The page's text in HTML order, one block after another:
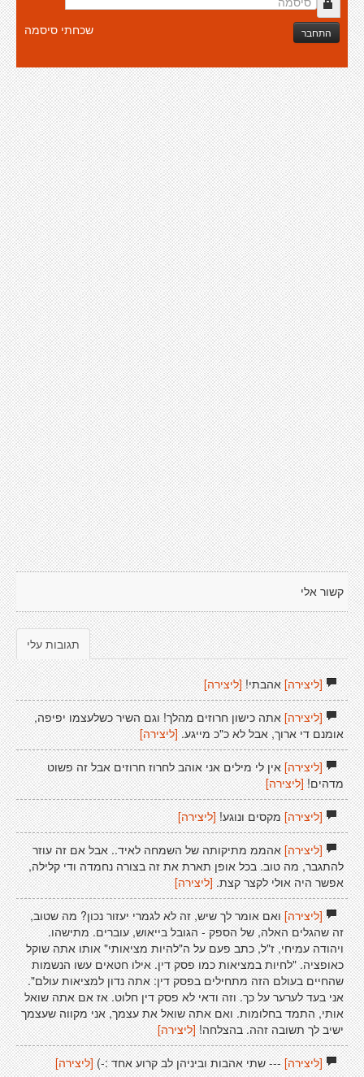
התחבר שכחתי סיסמה
קשור אלי
תגובות עלי
[ליצירה]אהבתי! [ליצירה]
[ליצירה]אתה כישון חרוזים מהלך! וגם השיר כשלעצמו יפיפה,
אומנם די ארוך, אבל לא כ"כ מייגע.[ליצירה]
[ליצירה]אין לי מילים אני אוהב לחרוז חרוזים אבל זה פשוט
מדהים! [ליצירה]
[ליצירה]מקסים ונוגע! [ליצירה]
[ליצירה]אהממ מתיקותה של השמחה לאיד.. אבל אם זה עוזר
להתגבר, מה טוב. בכל אופן תארת את זה בצורה נחמדה ודי קלילה,
אפשר היה אולי לקצר קצת. [ליצירה]
[ליצירה]ואם אומר לך שיש, זה לא לגמרי יעזור נכון? מה שטוב,
זה שהגלים האלה, של הספק - הגובל בייאוש, עוברים. מתישהו.
ויהודה עמיחי, ז"ל, כתב פעם על ה"להיות מציאותי" אותו אתה שוקל
כאופציה. "לחיות במציאות כמו פסק דין. אילו חטאים עשו הנשמות
שהחיים בעולם הזה מתחילים בפסק דין: אתה נדון למציאות עולם".
אני בעד לערער על כך. וזה ודאי לא פסק דין חלוט. אז אם אתה שואל
אותי, התמד בחלומות. ואם אתה שואל את עצמך, אני מקווה שעצמך
ישיב לך תשובה זהה. בהצלחה![ליצירה]
[ליצירה]--- שתי אהבות וביניהן לב קרוע אחד :-) [ליצירה]